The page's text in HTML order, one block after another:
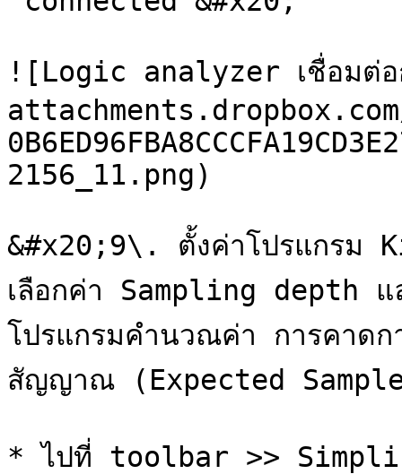
![Logic analyzer เชื่อมต่
attachments.dropbox.com/
2156_11.png)
&#x20;9\. ตั้งค่าโปรแกรม
เลือกค่า Sampling depth
โปรแกรมคำนวณค่า การคาดก
สัญญาณ (Expected
* ไปที่ toolbar >>